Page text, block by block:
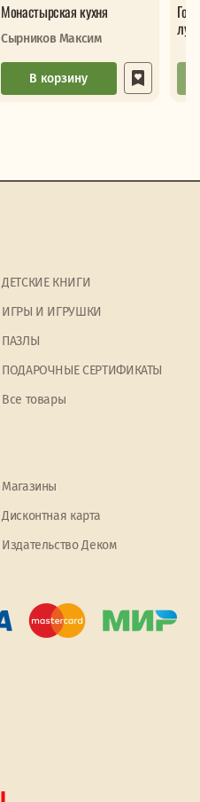
Монастырская кухня
Сырников Максим
В корзину
ДЕТСКИЕ КНИГИ
ИГРЫ И ИГРУШКИ
ПАЗЛЫ
ПОДАРОЧНЫЕ СЕРТИФИКАТЫ
Все товары
Магазины
Дисконтная карта
Издательство Деком